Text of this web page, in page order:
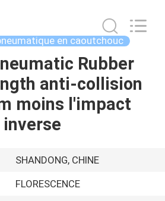
en caoutchouc
Rubber
anti-collision
moins l'impact
inverse
SHANDONG, CHINE
FLORESCENCE